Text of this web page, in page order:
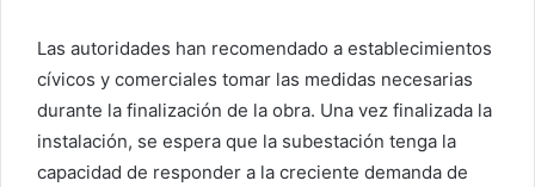
Las autoridades han recomendado a establecimientos
cívicos y comerciales tomar las medidas necesarias
durante la finalización de la obra. Una vez finalizada la
instalación, se espera que la subestación tenga la
capacidad de responder a la creciente demanda de